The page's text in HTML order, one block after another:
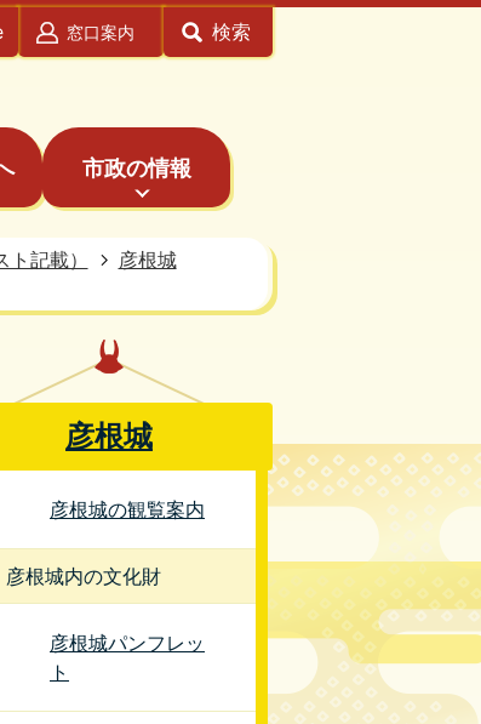
窓口案内 検索
市政の情報
記載）
彦根城
彦根城
彦根城の観覧案内
彦根城内の文化財
彦根城パンフレッ
ト